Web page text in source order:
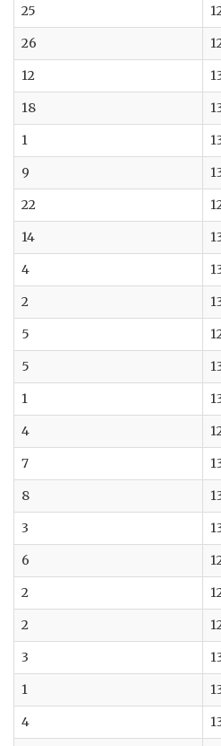
25
26
12
18
1
9
22
14
4
2
5
5
1
4
7
8
3
6
2
2
3
1
4